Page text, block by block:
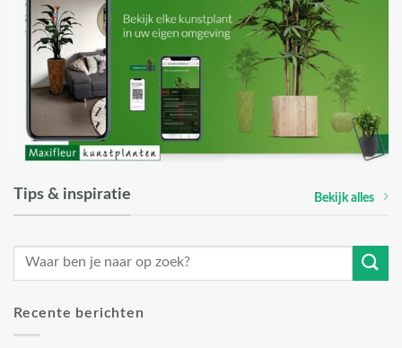
Tips & inspiratie Bekijk alles
Recente berichten